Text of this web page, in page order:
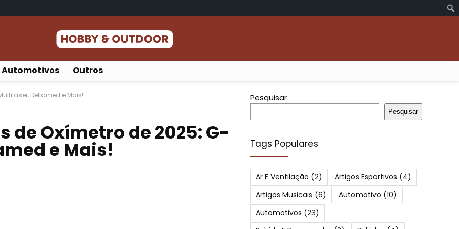
Automotivos Outros
Dellamed e Mais!
de Oxímetro de 2025: G-
e Mais!
Pesquisar
Pesquisar
Tags Populares
Ar E Ventilação (2) Artigos Esportivos (4)
Artigos Musicais (6) Automotivo (10)
Automotivos (23)